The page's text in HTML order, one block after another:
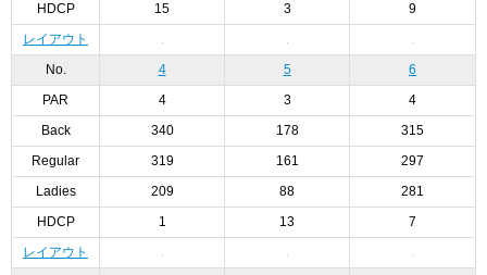
HDCP 15 3 9
レイアウト
No. 4 5 6
PAR 4 3 4
Back 340 178 315
Regular 319 161 297
Ladies 209 88 281
HDCP 1 13 7
レイアウト